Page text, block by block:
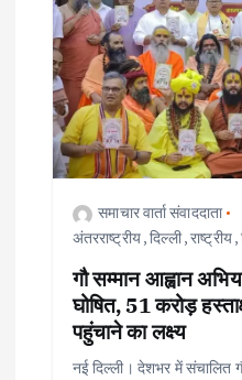
समाचार वार्ता संवाददाता
अंतरराष्ट्रीय,दिल्ली,राष्ट्रीय,
गौ सम्मान आह्वान
घोषित, 51 करोड़
पहुंचाने का लक्ष्य
नई दिल्ली। देशभर में संचालित